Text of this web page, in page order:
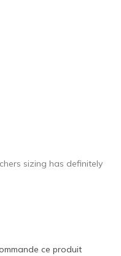
sizing has definitely
ce produit